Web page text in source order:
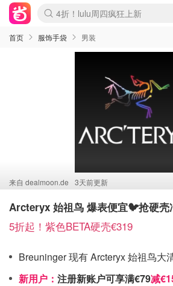
Boticinal 夏促开抢！
4折！lulu周四疯狂上新
还没结束！&OtherStories大促
Joybuy变相75折 随时失效
速领！Stanley独家85折
疑似霸哥！Camper额外叠85折
Zalando 奥莱闪促！每日更新
Moncler反季囤！5折起+叠9折
Coach Brooklyn仅€192
首页 服饰手袋 男装
来自 dealmoon.de 3天前更新
Arcteryx 始祖鸟 爆表便宜🐦抢硬壳
5折起！紫色BETA硬壳€319
Breuninger 现有 Arcteryx 始祖鸟大
新用户： 注册新账户可享满€79减